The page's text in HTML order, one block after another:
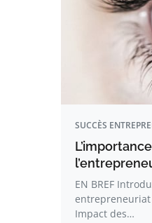
SUCCÈS
EN BREF
entrepreneuriat
Impact des…